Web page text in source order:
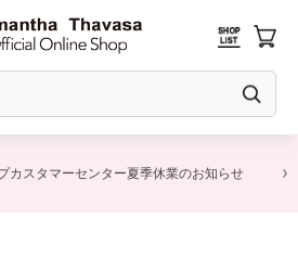
カスタマーセンター夏季休業のお知らせ